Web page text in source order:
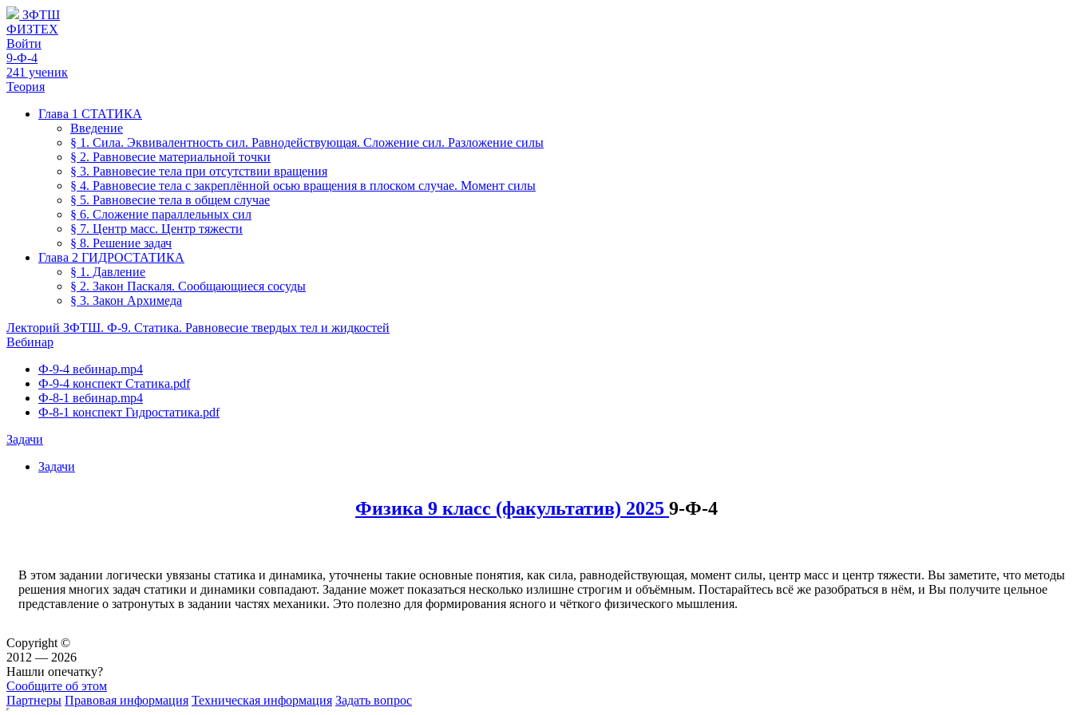
ЗФТШ
ФИЗТЕХ
Войти
9-Ф-4
241 ученик
Теория
Глава 1 СТАТИКА
Введение
§ 1. Сила. Эквивалентность сил. Равнодействующая. Сложение сил. Разложение силы
§ 2. Равновесие материальной точки
§ 3. Равновесие тела при отсутствии вращения
§ 4. Равновесие тела с закреплённой осью вращения в плоском случае. Момент силы
§ 5. Равновесие тела в общем случае
§ 6. Сложение параллельных сил
§ 7. Центр масс. Центр тяжести
§ 8. Решение задач
Глава 2 ГИДРОСТАТИКА
§ 1. Давление
§ 2. Закон Паскаля. Сообщающиеся сосуды
§ 3. Закон Архимеда
Лекторий ЗФТШ. Ф-9. Статика. Равновесие твердых тел и жидкостей
Вебинар
Ф-9-4 вебинар.mp4
Ф-9-4 конспект Статика.pdf
Ф-8-1 вебинар.mp4
Ф-8-1 конспект Гидростатика.pdf
Задачи
Задачи
Физика 9 класс (факультатив) 2025 9-Ф-4
В этом задании логически увязаны статика и динамика, уточнены такие основные понятия, как сила, равнодействующая, момент силы, центр масс и центр тяжести. Вы заметите, что методы
решения многих задач статики и динамики совпадают. Задание может показаться несколько излишне строгим и объёмным. Постарайтесь всё же разобраться в нём, и Вы получите цельное
представление о затронутых в задании частях механики. Это полезно для формирования ясного и чёткого физического мышления.
Copyright ©
2012 — 2026
Нашли опечатку?
Сообщите об этом
Партнеры Правовая информация Техническая информация Задать вопрос